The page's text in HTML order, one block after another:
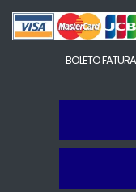
BOLETO